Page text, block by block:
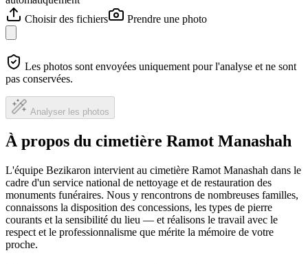
Choisir des fichiers
Prendre une photo
Les photos sont envoyées uniquement pour l'analyse et ne sont
pas conservées.
Analyser les photos
À propos du cimetière Ramot Manashah
L'équipe Bezikaron intervient au cimetière Ramot Manashah dans le
cadre d'un service national de nettoyage et de restauration des
monuments funéraires. Nous y rencontrons de nombreuses familles,
connaissons la disposition des concessions, les types de pierre
courants et la sensibilité du lieu — et réalisons le travail avec le
respect et le professionnalisme que mérite la mémoire de votre
proche.